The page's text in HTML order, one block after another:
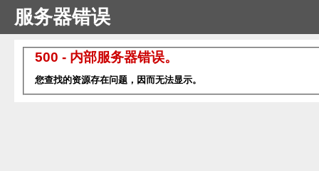
服务器错误
500 - 内部服务器错误。
您查找的资源存在问题，因而无法显示。